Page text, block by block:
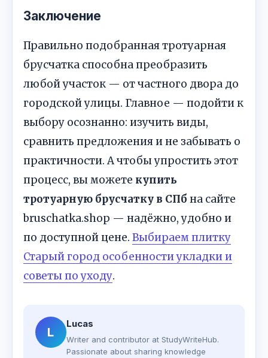
Заключение
Правильно подобранная тротуарная
брусчатка способна преобразить
любой участок — от частного двора до
городской улицы. Главное — подойти к
выбору осознанно: изучить виды,
сравнить предложения и не забывать о
практичности. А чтобы упростить этот
процесс, вы можете купить
тротуарную брусчатку в СПб на сайте
bruschatka.shop — надёжно, удобно и
по доступной цене. Выбираем плитку
Старый город особенности укладки и
советы по уходу.
L
Lucas
Writer and contributor at StudyWriteHub.
Passionate about sharing knowledge